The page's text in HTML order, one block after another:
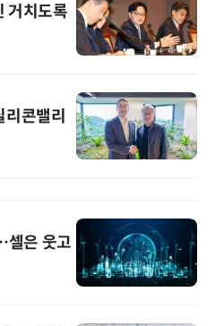
거치도록
콘밸리
셀은 웃고